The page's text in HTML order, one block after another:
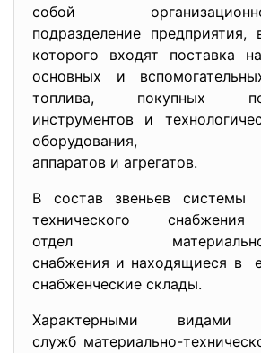
собой
подразделение предприятия,
которого входят поставка
основных и
топлива, покупных
инструментов и
оборудования,
аппаратов и агрегатов.
В состав звеньев системы
технического
отдел материально-
снабжения и находящиеся в
снабженческие склады.
Характерными видами
служб материально-